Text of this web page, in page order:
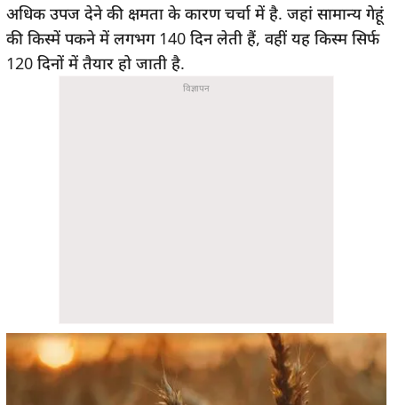
अधिक उपज देने की क्षमता के कारण चर्चा में है. जहां सामान्य गेहूं
की किस्में पकने में लगभग 140 दिन लेती हैं, वहीं यह किस्म सिर्फ
120 दिनों में तैयार हो जाती है.